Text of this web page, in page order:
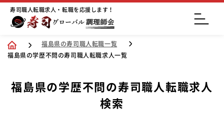
寿司職人転職求人・転職を応援します！
福島県の寿司職人転職一覧
福島県の学歴不問の寿司職人転職求人一覧
福島県の学歴不問の寿司職人転職求人
検索